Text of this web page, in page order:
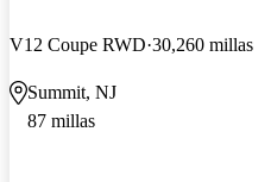
V12 Coupe RWD 30,260 millas
Summit, NJ
87 millas